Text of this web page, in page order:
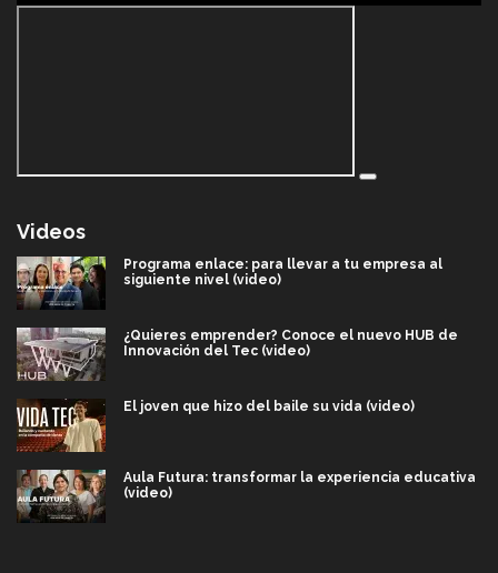
Videos
Programa enlace: para llevar a tu empresa al
siguiente nivel (video)
¿Quieres emprender? Conoce el nuevo HUB de
Innovación del Tec (video)
El joven que hizo del baile su vida (video)
Aula Futura: transformar la experiencia educativa
(video)